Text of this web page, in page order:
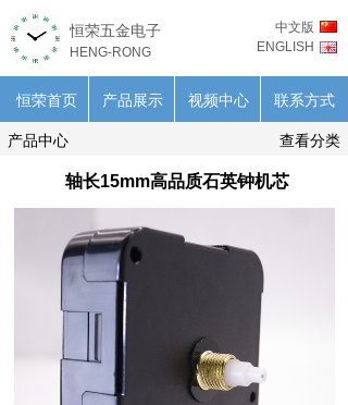
中文版
ENGLISH
恒荣五金电子
HENG-RONG
恒荣首页 产品展示 视频中心 联系方式
产品中心 查看分类
轴长15mm高品质石英钟机芯